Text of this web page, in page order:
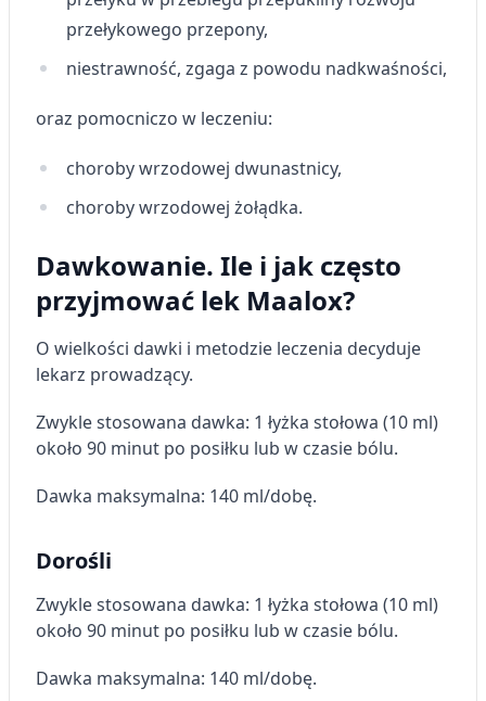
przełykowego przepony,
niestrawność, zgaga z powodu nadkwaśności,
oraz pomocniczo w leczeniu:
choroby wrzodowej dwunastnicy,
choroby wrzodowej żołądka.
Dawkowanie. Ile i jak często
przyjmować lek Maalox?
O wielkości dawki i metodzie leczenia decyduje
lekarz prowadzący.
Zwykle stosowana dawka: 1 łyżka stołowa (10 ml)
około 90 minut po posiłku lub w czasie bólu.
Dawka maksymalna: 140 ml/dobę.
Dorośli
Zwykle stosowana dawka: 1 łyżka stołowa (10 ml)
około 90 minut po posiłku lub w czasie bólu.
Dawka maksymalna: 140 ml/dobę.